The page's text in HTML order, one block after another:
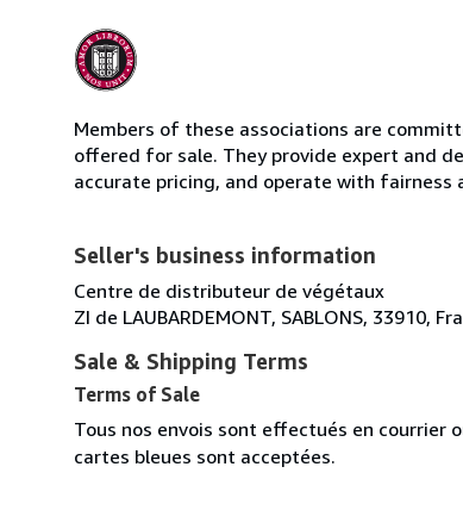
Members of these associations are
offered for sale. They provide expert and
accurate pricing, and operate with fairness
Seller's business information
Centre de distributeur de végétaux
ZI de LAUBARDEMONT, SABLONS, 33910,
Sale & Shipping Terms
Terms of Sale
Tous nos envois sont effectués en courrier
cartes bleues sont acceptées.